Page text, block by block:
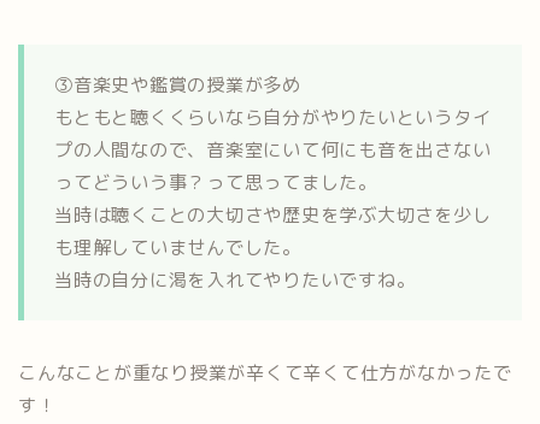
③音楽史や鑑賞の授業が多め
もともと聴くくらいなら自分がやりたいというタイ
プの人間なので、音楽室にいて何にも音を出さない
ってどういう事？って思ってました。
当時は聴くことの大切さや歴史を学ぶ大切さを少し
も理解していませんでした。
当時の自分に渇を入れてやりたいですね。
こんなことが重なり授業が辛くて辛くて仕方がなかったで
す！